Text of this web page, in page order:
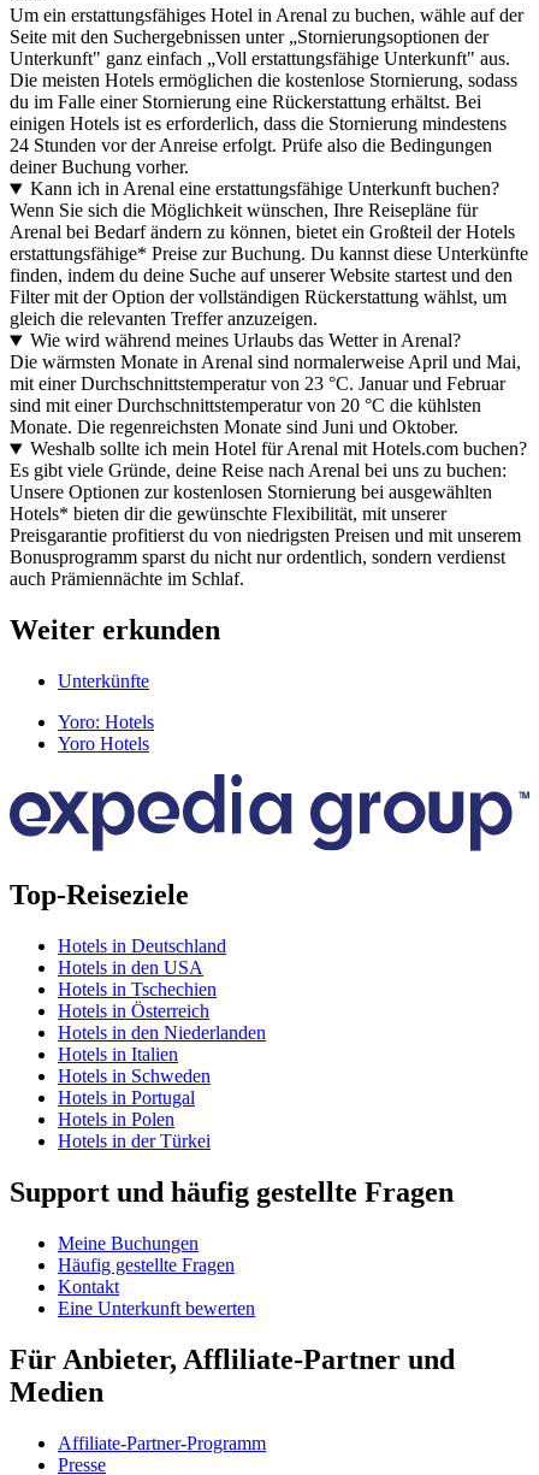
Um ein erstattungsfähiges Hotel in Arenal zu buchen, wähle auf der
Seite mit den Suchergebnissen unter „Stornierungsoptionen der
Unterkunft" ganz einfach „Voll erstattungsfähige Unterkunft" aus.
Die meisten Hotels ermöglichen die kostenlose Stornierung, sodass
du im Falle einer Stornierung eine Rückerstattung erhältst. Bei
einigen Hotels ist es erforderlich, dass die Stornierung mindestens
24 Stunden vor der Anreise erfolgt. Prüfe also die Bedingungen
deiner Buchung vorher.
Kann ich in Arenal eine erstattungsfähige Unterkunft buchen?
Wenn Sie sich die Möglichkeit wünschen, Ihre Reisepläne für
Arenal bei Bedarf ändern zu können, bietet ein Großteil der Hotels
erstattungsfähige* Preise zur Buchung. Du kannst diese Unterkünfte
finden, indem du deine Suche auf unserer Website startest und den
Filter mit der Option der vollständigen Rückerstattung wählst, um
gleich die relevanten Treffer anzuzeigen.
Wie wird während meines Urlaubs das Wetter in Arenal?
Die wärmsten Monate in Arenal sind normalerweise April und Mai,
mit einer Durchschnittstemperatur von 23 °C. Januar und Februar
sind mit einer Durchschnittstemperatur von 20 °C die kühlsten
Monate. Die regenreichsten Monate sind Juni und Oktober.
Weshalb sollte ich mein Hotel für Arenal mit Hotels.com buchen?
Es gibt viele Gründe, deine Reise nach Arenal bei uns zu buchen:
Unsere Optionen zur kostenlosen Stornierung bei ausgewählten
Hotels* bieten dir die gewünschte Flexibilität, mit unserer
Preisgarantie profitierst du von niedrigsten Preisen und mit unserem
Bonusprogramm sparst du nicht nur ordentlich, sondern verdienst
auch Prämiennächte im Schlaf.
Weiter erkunden
Unterkünfte
Yoro: Hotels
Yoro Hotels
Top-Reiseziele
Hotels in Deutschland
Hotels in den USA
Hotels in Tschechien
Hotels in Österreich
Hotels in den Niederlanden
Hotels in Italien
Hotels in Schweden
Hotels in Portugal
Hotels in Polen
Hotels in der Türkei
Support und häufig gestellte Fragen
Meine Buchungen
Häufig gestellte Fragen
Kontakt
Eine Unterkunft bewerten
Für Anbieter, Affliliate-Partner und
Medien
Affiliate-Partner-Programm
Presse